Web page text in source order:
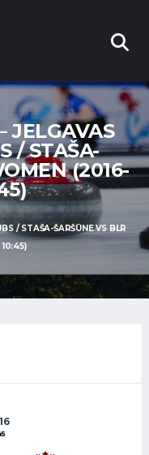
JELGAVAS
/ STAŠA-
(2016-
/ STAŠA-ŠARŠŪNE VS BLR